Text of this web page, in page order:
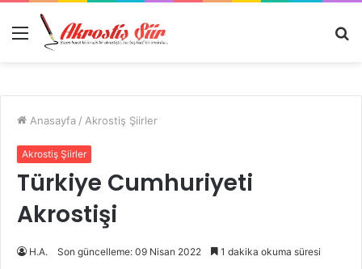
Menü
Anasayfa / Akrostiş Şiirler
Akrostiş Şiirler
Türkiye Cumhuriyeti
Akrostişi
H.A. Son güncelleme: 09 Nisan 2022 1 dakika okuma süresi